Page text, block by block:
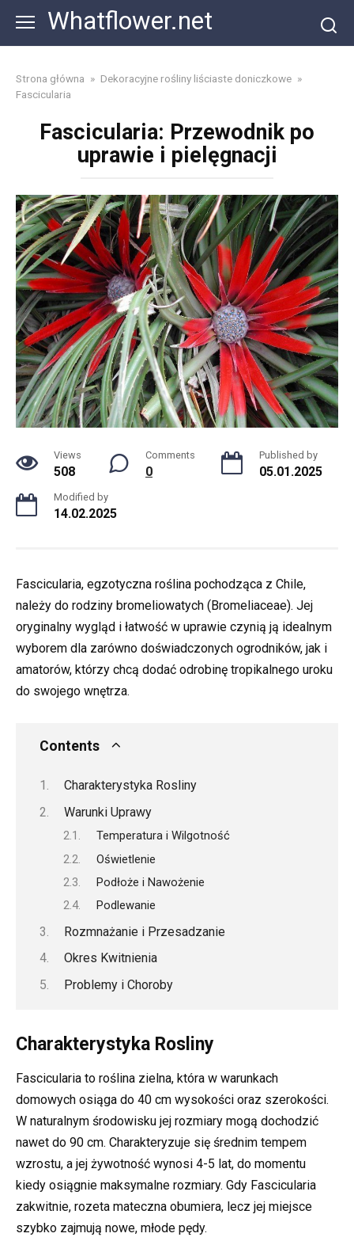
content
Whatflower.net
Strona główna » Dekoracyjne rośliny liściaste doniczkowe »
Fascicularia
Fascicularia: Przewodnik po
uprawie i pielęgnacji
Views
508
Comments
0
Published by
05.01.2025
Modified by
14.02.2025
Fascicularia, egzotyczna roślina pochodząca z Chile,
należy do rodziny bromeliowatych (Bromeliaceae). Jej
oryginalny wygląd i łatwość w uprawie czynią ją idealnym
wyborem dla zarówno doświadczonych ogrodników, jak i
amatorów, którzy chcą dodać odrobinę tropikalnego uroku
do swojego wnętrza.
Contents
Charakterystyka Rosliny
Warunki Uprawy
Temperatura i Wilgotność
Oświetlenie
Podłoże i Nawożenie
Podlewanie
Rozmnażanie i Przesadzanie
Okres Kwitnienia
Problemy i Choroby
Charakterystyka Rosliny
Fascicularia to roślina zielna, która w warunkach
domowych osiąga do 40 cm wysokości oraz szerokości.
W naturalnym środowisku jej rozmiary mogą dochodzić
nawet do 90 cm. Charakteryzuje się średnim tempem
wzrostu, a jej żywotność wynosi 4-5 lat, do momentu
kiedy osiągnie maksymalne rozmiary. Gdy Fascicularia
zakwitnie, rozeta mateczna obumiera, lecz jej miejsce
szybko zajmują nowe, młode pędy.